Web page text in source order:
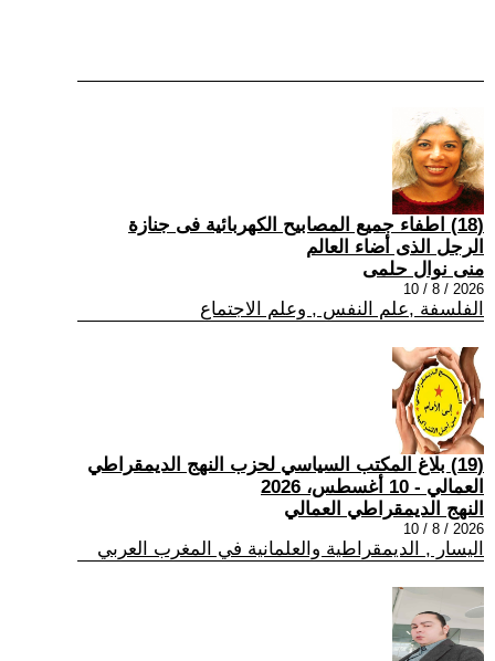
(18) اطفاء جميع المصابيح الكهربائية فى جنازة
الرجل الذى أضاء العالم
منى نوال حلمى
2026 / 8 / 10
الفلسفة ,علم النفس , وعلم الاجتماع
(19) بلاغ المكتب السياسي لحزب النهج الديمقراطي
العمالي - 10 أغسطس، 2026
النهج الديمقراطي العمالي
2026 / 8 / 10
اليسار , الديمقراطية والعلمانية في المغرب العربي